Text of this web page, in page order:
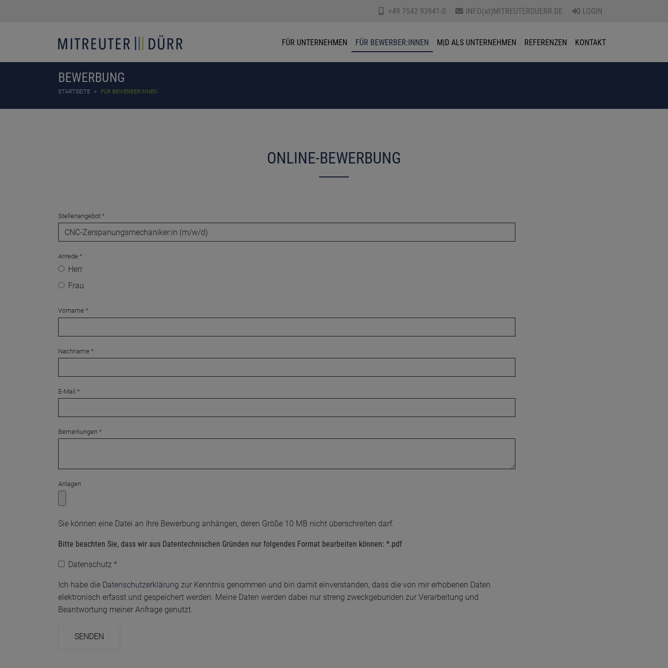
+49 7542 93941-0 INFO(at)MITREUTERDUERR.DE LOGIN
FÜR UNTERNEHMEN FÜR BEWERBER:INNEN M|D ALS UNTERNEHMEN REFERENZEN KONTAKT
BEWERBUNG
STARTSEITE FÜR BEWERBER:INNEN
ONLINE-BEWERBUNG
Stellenangebot *
Anrede *
Herr
Frau
Vorname *
Nachname *
E-Mail *
Bemerkungen *
Anlagen
Sie können eine Datei an Ihre Bewerbung anhängen, deren Größe 10 MB nicht überschreiten darf.
Bitte beachten Sie, dass wir aus Datentechnischen Gründen nur folgendes Format bearbeiten können: *.pdf
Datenschutz *
Ich habe die Datenschutzerklärung zur Kenntnis genommen und bin damit einverstanden, dass die von mir erhobenen Daten
elektronisch erfasst und gespeichert werden. Meine Daten werden dabei nur streng zweckgebunden zur Verarbeitung und
Beantwortung meiner Anfrage genutzt.
SENDEN